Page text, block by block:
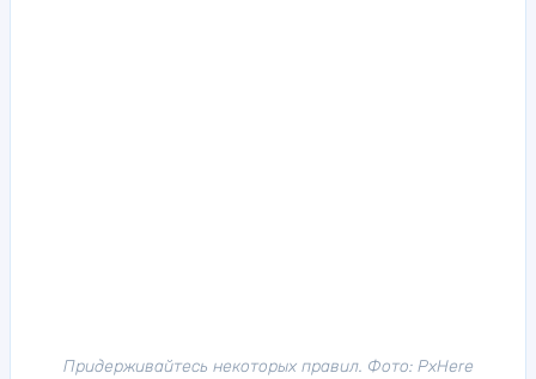
Придерживайтесь некоторых правил. Фото: PxHere